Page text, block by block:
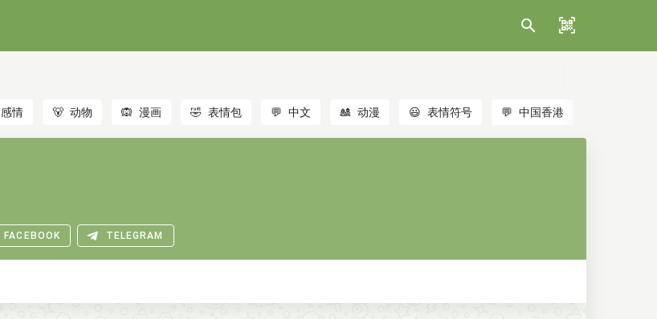
感情 🐻 动物 🙉 漫画 🤣 表情包 💬 中文 🎎 动漫 😃 表情符号 💬 中国香港
FACEBOOK TELEGRAM